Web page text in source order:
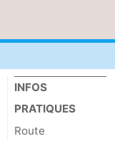
INFOS
PRATIQUES
Route